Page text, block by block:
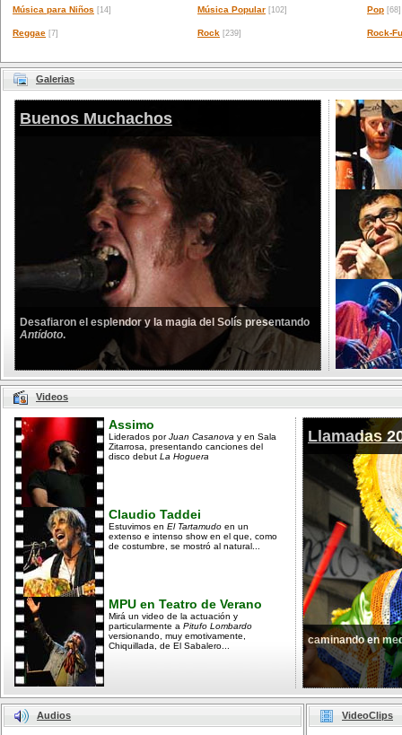
Música para Niños [14] Música Popular [102] Pop [68]
Reggae [7] Rock [239] Rock-
Galerias
Buenos Muchachos
Desafiaron el esplendor y la magia del Solís presentando
Antídoto.
Videos
Assimo
Liderados porJuan Casanova y en Sala
Zitarrosa, presentando canciones del
disco debut La Hoguera
Claudio Taddei
Estuvimos en El Tartamudo en un
extenso e intenso show en el que, como
de costumbre, se mostró al natural...
MPU en Teatro de Verano
Mirá un video de la actuación y
particularmente a Pitufo Lombardo
versionando, muy emotivamente,
Chiquillada, de El Sabalero...
Llamadas
caminando en
Audios VideoClips